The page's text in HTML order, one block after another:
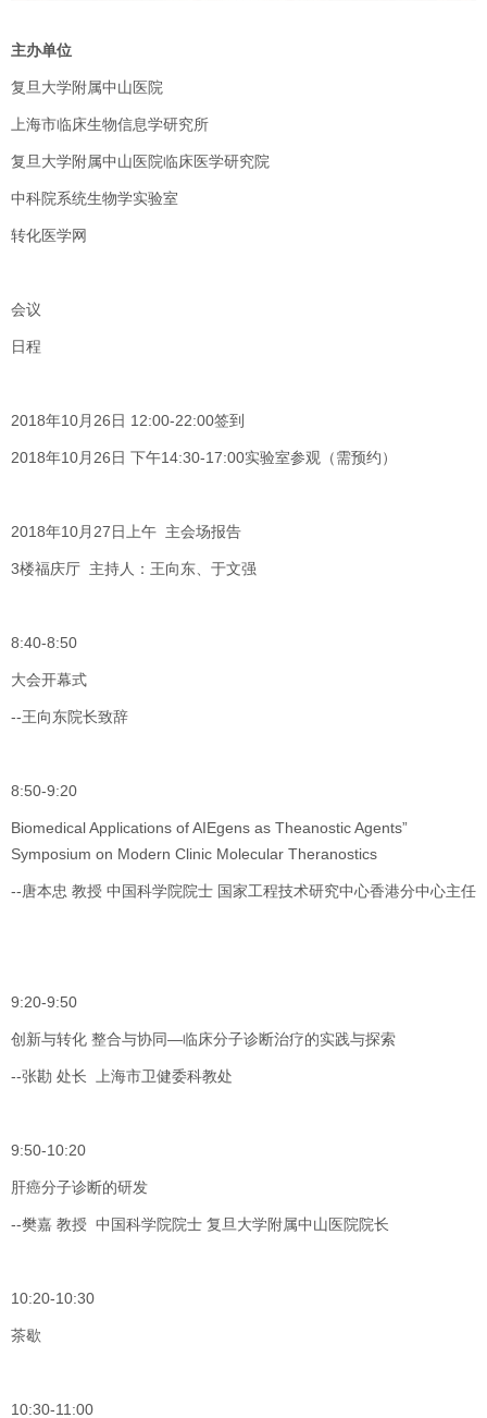
主办单位
复旦大学附属中山医院
上海市临床生物信息学研究所
复旦大学附属中山医院临床医学研究院
中科院系统生物学实验室
转化医学网
会议
日程
2018年10月26日 12:00-22:00签到
2018年10月26日 下午14:30-17:00实验室参观（需预约）
2018年10月27日上午 主会场报告
3楼福庆厅 主持人：王向东、于文强
8:40-8:50
大会开幕式
--王向东院长致辞
8:50-9:20
Biomedical Applications of AIEgens as Theanostic Agents”
Symposium on Modern Clinic Molecular Theranostics
--唐本忠 教授 中国科学院院士 国家工程技术研究中心香港分中心主任
9:20-9:50
创新与转化 整合与协同—临床分子诊断治疗的实践与探索
--张勘 处长 上海市卫健委科教处
9:50-10:20
肝癌分子诊断的研发
--樊嘉 教授 中国科学院院士 复旦大学附属中山医院院长
10:20-10:30
茶歇
10:30-11:00